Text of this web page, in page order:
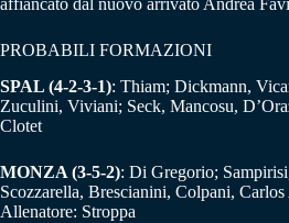
affiancato dal nuovo arrivato Andrea
PROBABILI FORMAZIONI
SPAL (4-2-3-1): Thiam; Dickmann,
Zuculini, Viviani; Seck, Mancosu,
Clotet
MONZA (3-5-2): Di Gregorio;
Scozzarella, Brescianini, Colpani,
Allenatore: Stroppa